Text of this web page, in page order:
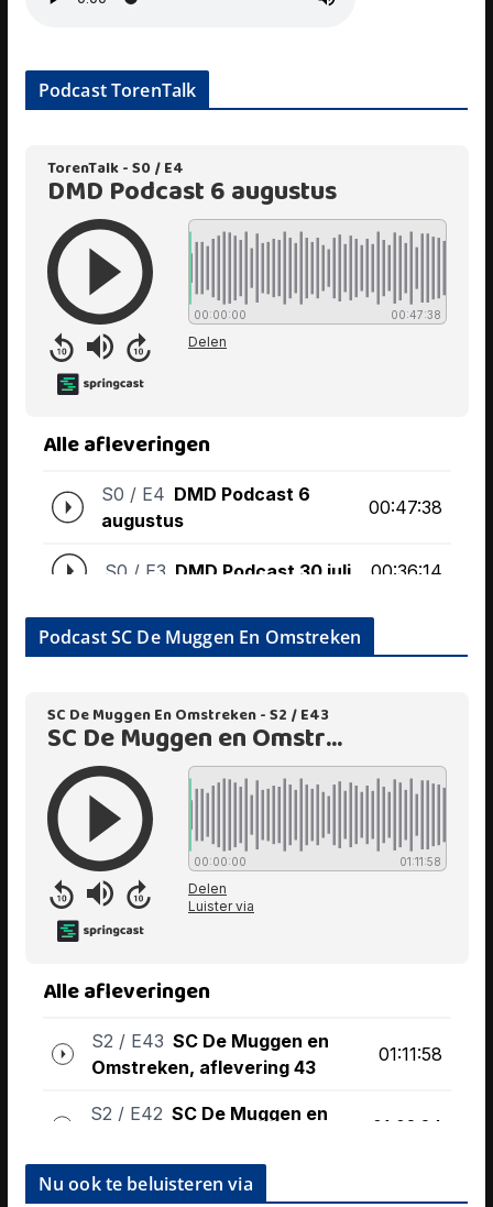
Podcast TorenTalk
Podcast SC De Muggen En Omstreken
Nu ook te beluisteren via